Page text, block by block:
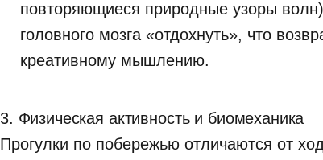
повторяющиеся природные узоры
головного мозга «отдохнуть», что
креативному мышлению.
3. Физическая активность и биомеханика
Прогулки по побережью отличаются от